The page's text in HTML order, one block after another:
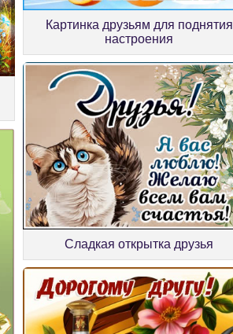
Картинка друзьям для поднятия
настроения
Сладкая открытка друзья